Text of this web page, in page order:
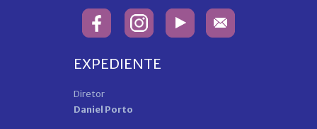
EXPEDIENTE
Diretor
Daniel Porto